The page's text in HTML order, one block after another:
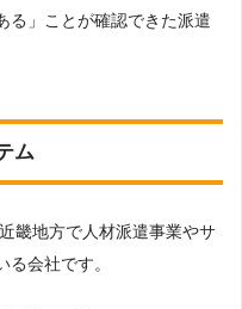
る」ことが確認できた派遣
ム
畿地方で人材派遣事業やサ
会社です。